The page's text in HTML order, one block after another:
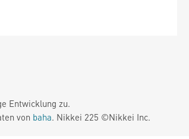
Entwicklung zu.
von baha. Nikkei 225 ©Nikkei Inc.